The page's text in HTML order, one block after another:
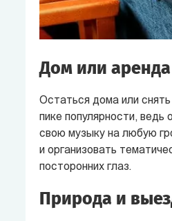
Дом или
Остаться дома или
пике популярности,
свою музыку на любую
и организовать
посторонних глаз.
Природа и